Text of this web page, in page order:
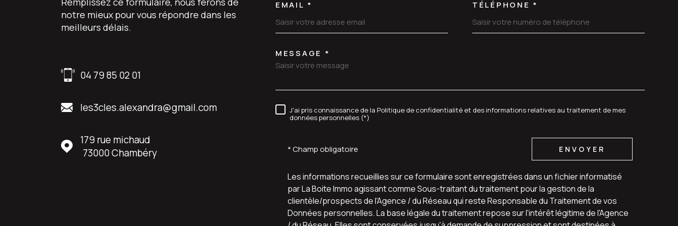
notre mieux pour vous répondre dans les
meilleurs délais.
04 79 85 02 01
les3cles.alexandra@gmail.com
179 rue michaud
73000
Chambéry
EMAIL * TÉLÉPHONE *
TRAD_MELTEM_VOREDEMANDE
MESSAGE *
RÈGLEMENTATION
J'ai pris connaissance de la Politique de confidentialité et des informations relatives au traitement de mes
données personnelles (*)
* Champ obligatoire ENVOYER
Les informations recueillies sur ce formulaire sont enregistrées dans un fichier informatisé
par La Boite Immo agissant comme Sous-traitant du traitement pour la gestion de la
clientèle/prospects de l'Agence / du Réseau qui reste Responsable du Traitement de vos
Données personnelles. La base légale du traitement repose sur l'intérêt légitime de l'Agence